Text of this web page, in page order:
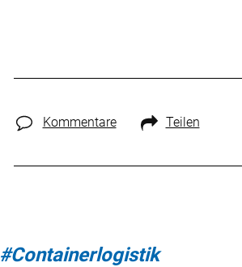
Kommentare Teilen
#Containerlogistik